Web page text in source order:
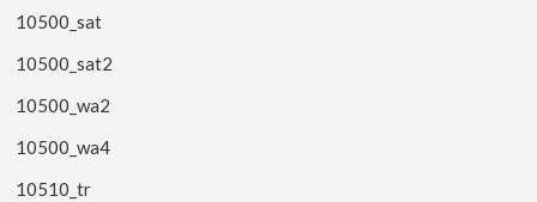
10500_sat
10500_sat2
10500_wa2
10500_wa4
10510_tr